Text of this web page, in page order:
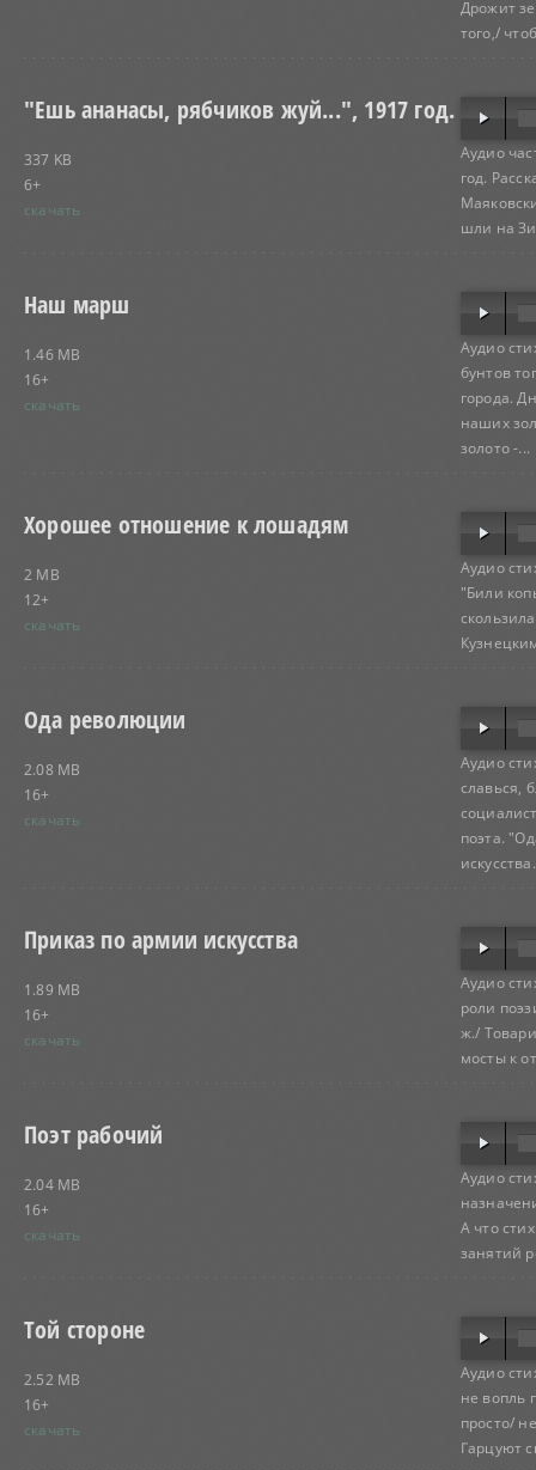
Дрожит
того,/
"Ешь ананасы, рябчиков жуй...", 1917 год.
337 KB
6+
скачать
Аудио
год.
шли на
Наш марш
1.46 MB
16+
скачать
Аудио
бунтов
города.
наших
золото -...
Хорошее отношение к лошадям
2 MB
12+
скачать
Аудио
"Били
Ода революции
2.08 MB
16+
скачать
Аудио
славься,
поэта.
Приказ по армии искусства
1.89 MB
16+
скачать
Аудио
роли
ж./
мосты к
Поэт рабочий
2.04 MB
16+
скачать
Аудио
А что
занятий
Той стороне
2.52 MB
16+
скачать
Аудио
не вопль
просто/
Гарцуют